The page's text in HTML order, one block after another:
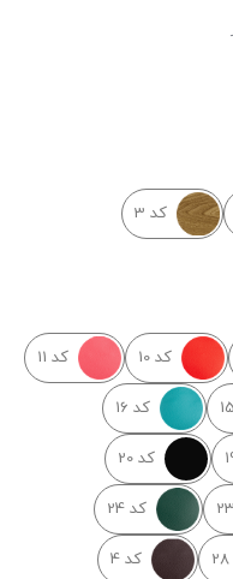
کد 3
کد 10 کد 11
کد 16
کد 20
کد 24
کد 4